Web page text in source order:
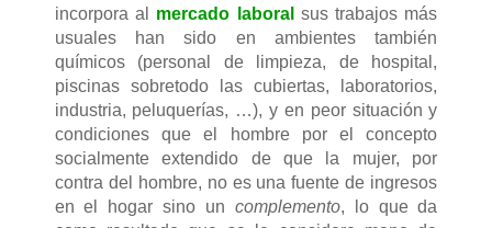
incorpora al mercado laboral sus trabajos más
usuales han sido en ambientes también
químicos (personal de limpieza, de hospital,
piscinas sobretodo las cubiertas, laboratorios,
industria, peluquerías, …), y en peor situación y
condiciones que el hombre por el concepto
socialmente extendido de que la mujer, por
contra del hombre, no es una fuente de ingresos
en el hogar sino un complemento, lo que da